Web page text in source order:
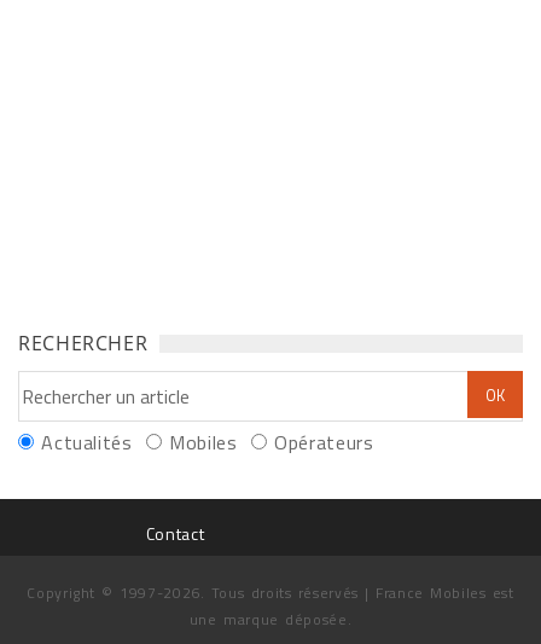
RECHERCHER
Actualités Mobiles Opérateurs
Contact
Copyright © 1997-2026. Tous droits réservés | France Mobiles est
une marque déposée.